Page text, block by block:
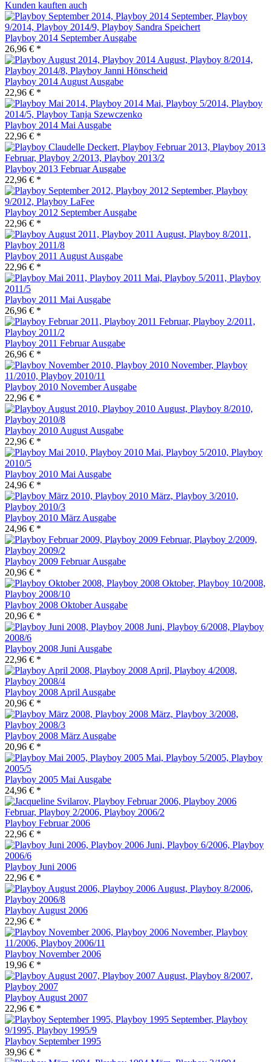
Kunden kauften auch
Playboy 2014 September Ausgabe
26,96 € *
Playboy 2014 August Ausgabe
22,96 € *
Playboy 2014 Mai Ausgabe
22,96 € *
Playboy 2013 Februar Ausgabe
22,96 € *
Playboy 2012 September Ausgabe
22,96 € *
Playboy 2011 August Ausgabe
22,96 € *
Playboy 2011 Mai Ausgabe
26,96 € *
Playboy 2011 Februar Ausgabe
26,96 € *
Playboy 2010 November Ausgabe
22,96 € *
Playboy 2010 August Ausgabe
22,96 € *
Playboy 2010 Mai Ausgabe
24,96 € *
Playboy 2010 März Ausgabe
24,96 € *
Playboy 2009 Februar Ausgabe
20,96 € *
Playboy 2008 Oktober Ausgabe
20,96 € *
Playboy 2008 Juni Ausgabe
22,96 € *
Playboy 2008 April Ausgabe
20,96 € *
Playboy 2008 März Ausgabe
20,96 € *
Playboy 2005 Mai Ausgabe
24,96 € *
Playboy Februar 2006
22,96 € *
Playboy Juni 2006
22,96 € *
Playboy August 2006
22,96 € *
Playboy November 2006
19,96 € *
Playboy August 2007
22,96 € *
Playboy September 1995
39,96 € *